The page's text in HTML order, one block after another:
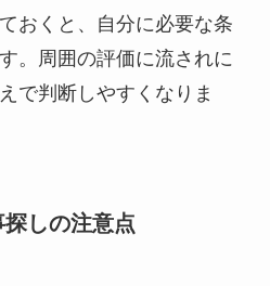
おくと、自分に必要な条
。周囲の評価に流されに
で判断しやすくなりま
しの注意点